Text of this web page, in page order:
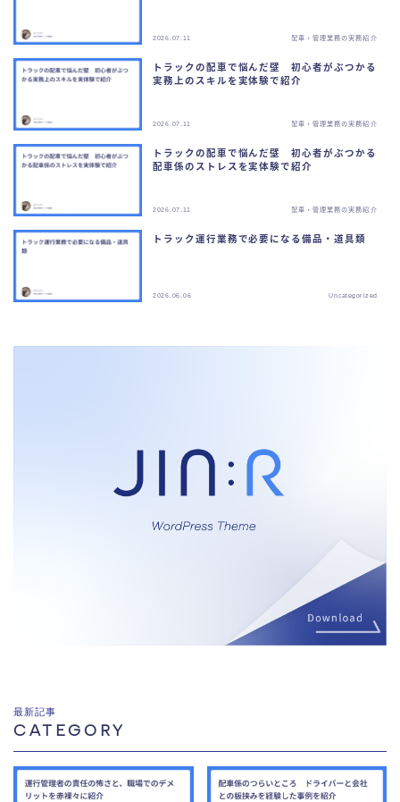
2026.07.11 配車・管理業務の実務紹介
トラックの配車で悩んだ壁 初心者がぶつかる
実務上のスキルを実体験で紹介
2026.07.11 配車・管理業務の実務紹介
トラックの配車で悩んだ壁 初心者がぶつかる
配車係のストレスを実体験で紹介
2026.07.11 配車・管理業務の実務紹介
トラック運行業務で必要になる備品・道具類
2026.06.06 Uncategorized
最新記事
CATEGORY